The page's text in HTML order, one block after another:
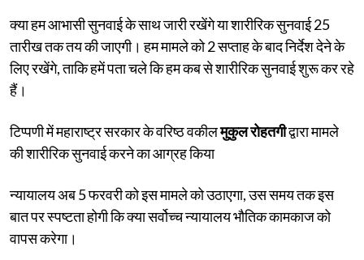
क्या हम आभासी सुनवाई के साथ जारी रखेंगे या शारीरिक सुनवाई 25
तारीख तक तय की जाएगी। हम मामले को 2 सप्ताह के बाद निर्देश देने के
लिए रखेंगे, ताकि हमें पता चले कि हम कब से शारीरिक सुनवाई शुरू कर रहे
हैं।
टिप्पणी में महाराष्ट्र सरकार के वरिष्ठ वकीलमुकुल रोहतगीद्वारा मामले
की शारीरिक सुनवाई करने का आग्रह किया
न्यायालय अब 5 फरवरी को इस मामले को उठाएगा, उस समय तक इस
बात पर स्पष्टता होगी कि क्या सर्वोच्च न्यायालय भौतिक कामकाज को
वापस करेगा।